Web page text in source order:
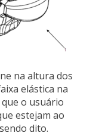
na altura dos
elástica na
o usuário
estejam ao
dito.